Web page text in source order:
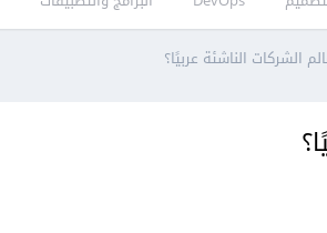
الشركات الناشئة عربيًا؟